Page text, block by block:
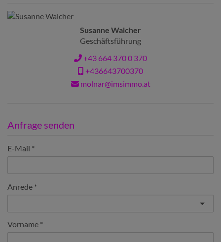
Susanne Walcher
Geschäftsführung
+43 664 370 0 370
+436643700370
molnar@imsimmo.at
Anfrage senden
E-Mail
Anrede
Vorname